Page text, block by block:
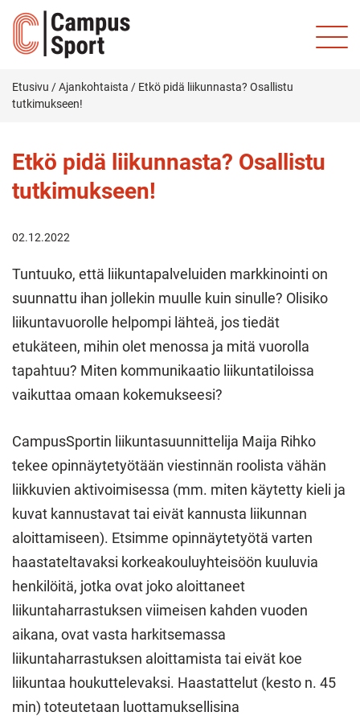
Etusivu /Ajankohtaista / Etkö pidä liikunnasta? Osallistu
tutkimukseen!
Etkö pidä liikunnasta? Osallistu
tutkimukseen!
02.12.2022
Tuntuuko, että liikuntapalveluiden markkinointi on
suunnattu ihan jollekin muulle kuin sinulle? Olisiko
liikuntavuorolle helpompi lähteä, jos tiedät
etukäteen, mihin olet menossa ja mitä vuorolla
tapahtuu? Miten kommunikaatio liikuntatiloissa
vaikuttaa omaan kokemukseesi?
CampusSportin liikuntasuunnittelija Maija Rihko
tekee opinnäytetyötään viestinnän roolista vähän
liikkuvien aktivoimisessa (mm. miten käytetty kieli ja
kuvat kannustavat tai eivät kannusta liikunnan
aloittamiseen). Etsimme opinnäytetyötä varten
haastateltavaksi korkeakouluyhteisöön kuuluvia
henkilöitä, jotka ovat joko aloittaneet
liikuntaharrastuksen viimeisen kahden vuoden
aikana, ovat vasta harkitsemassa
liikuntaharrastuksen aloittamista tai eivät koe
liikuntaa houkuttelevaksi. Haastattelut (kesto n. 45
min) toteutetaan luottamuksellisina